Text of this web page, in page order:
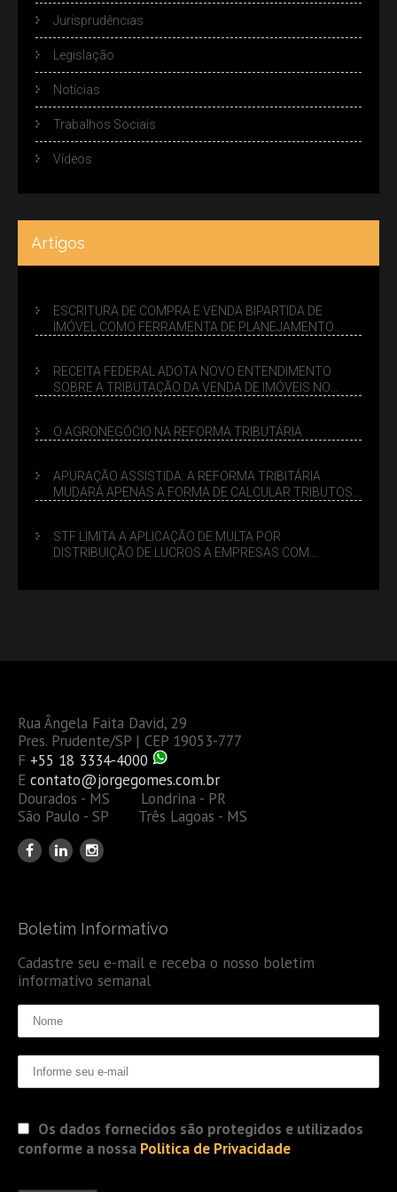
Jurisprudências
Legislação
Notícias
Trabalhos Sociais
Vídeos
Artigos
ESCRITURA DE COMPRA E VENDA BIPARTIDA DE
IMÓVEL COMO FERRAMENTA DE PLANEJAMENTO
RECEITA FEDERAL ADOTA NOVO ENTENDIMENTO
SOBRE A TRIBUTAÇÃO DA VENDA DE IMÓVEIS NO
O AGRONEGÓCIO NA REFORMA TRIBUTÁRIA
APURAÇÃO ASSISTIDA: A REFORMA TRIBITÁRIA
MUDARÁ APENAS A FORMA DE CALCULAR TRIBUTOS
STF LIMITA A APLICAÇÃO DE MULTA POR
DISTRIBUIÇÃO DE LUCROS A EMPRESAS COM
Rua Ângela Faita David, 29
Pres. Prudente/SP | CEP 19053-777
F +55 18 3334-4000
E contato@jorgegomes.com.br
Dourados - MS Londrina - PR
São Paulo - SP Três Lagoas - MS
Boletim Informativo
Cadastre seu e-mail e receba o nosso boletim
informativo semanal
Os dados fornecidos são protegidos e utilizados
conforme a nossa Politica de Privacidade